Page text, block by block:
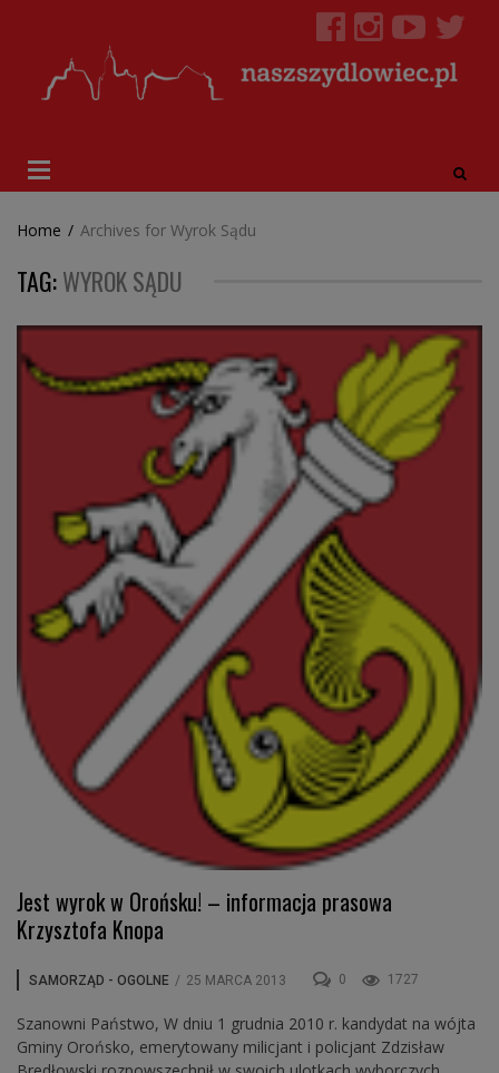
Home / Archives for Wyrok Sądu
TAG:WYROK SĄDU
Jest wyrok w Orońsku! – informacja prasowa
Krzysztofa Knopa
SAMORZĄD - OGOLNE / 25 MARCA 2013 0 1727
Szanowni Państwo, W dniu 1 grudnia 2010 r. kandydat na wójta
Gminy Orońsko, emerytowany milicjant i policjant Zdzisław